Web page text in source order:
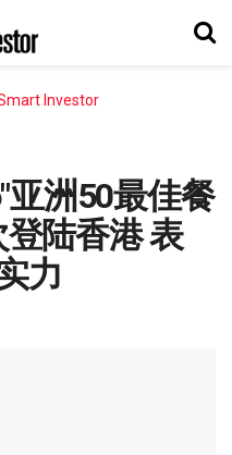
亚洲50最佳餐
陆香港 表
力